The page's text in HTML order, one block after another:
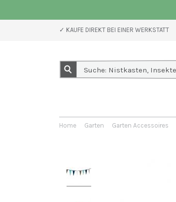
✓ KAUFE DIREKT BEI EINER WERKSTATT
Home Garten Garten Accessoires